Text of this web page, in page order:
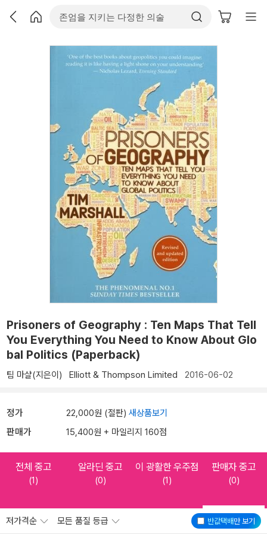
Prisoners of Geography : Ten Maps That Tell
You Everything You Need to Know About Glo
bal Politics (Paperback)
팀 마샬(지은이) Elliott & Thompson Limited 2016-06-02
정가 22,000원 (절판) 새상품보기
판매가 15,400원 + 마일리지 160점
전체 중고
(1)
알라딘 중고
(0)
이 광활한 우주점
(1)
판매자 중고
(0)
반값택배만 보기
저가격순 모든 품질 등급